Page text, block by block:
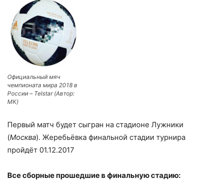
Официальный мяч
чемпионата мира 2018 в
России – Telstar (Автор:
МК)
Первый матч будет сыгран на стадионе Лужники
(Москва). Жеребьёвка финальной стадии турнира
пройдёт 01.12.2017
Все сборные прошедшие в финальную стадию: